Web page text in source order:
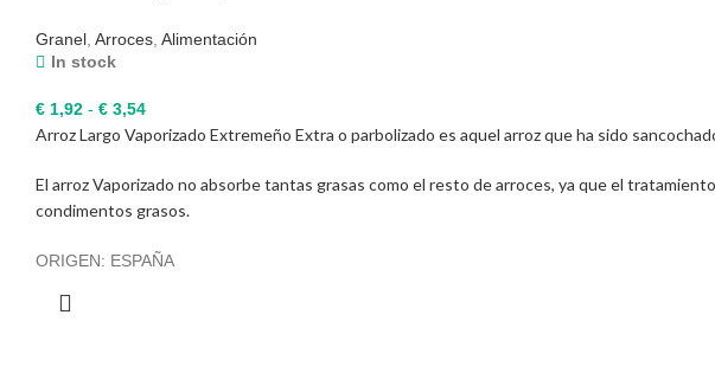
Granel Arroces Alimentación
In stock
€ 1,92 - € 3,54Rango
de
desde
€ 1,92
€ 3,54
Arroz Largo Vaporizado Extremeño Extra o parbolizado es aquel arroz que ha sido
El arroz Vaporizado no absorbe tantas grasas como el resto de arroces, ya que el
condimentos grasos.
ORIGEN: ESPAÑA